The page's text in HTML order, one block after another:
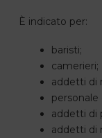
È indicato per:
baristi;
camerieri;
addetti di
addetti di
addetti di